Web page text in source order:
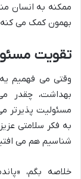
ممکنه به انسان
بهمون کمک می کنه
تقویت
وقتی می فهمیم
بهداشت، چقدر
مسئولیت پذیرتر
به فکر سلامتی
شناسیم هم می
خلاصه بگم،